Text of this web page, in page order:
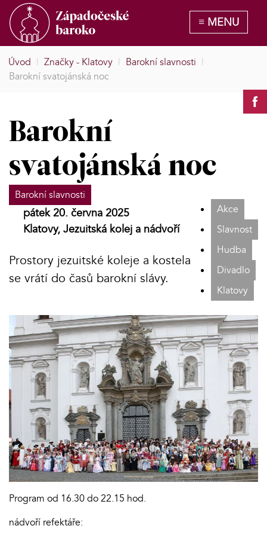
Úvod | Značky - Klatovy | Barokní slavnosti |
Barokní svatojánská noc
Barokní
svatojánská noc
Barokní slavnosti
Akce
Slavnost
Hudba
Divadlo
Klatovy
pátek 20. června 2025
Klatovy, Jezuitská kolej a nádvoří
Prostory jezuitské koleje a kostela
se vrátí do časů barokní slávy.
Program od 16.30 do 22.15 hod.
nádvoří refektáře: